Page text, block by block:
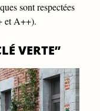
sont respectées
et A++).
VERTE”